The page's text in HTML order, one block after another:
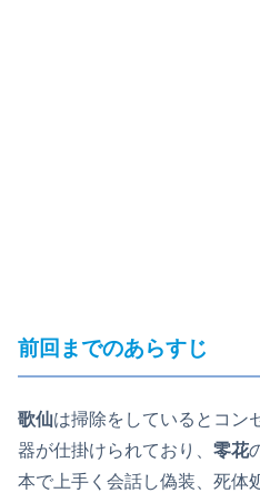
前回までのあらすじ
歌仙は掃除をしているとコン
器が仕掛けられており、 零花
本で上手く会話し偽装、死体